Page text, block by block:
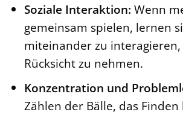
Soziale Interaktion: Wenn
gemeinsam spielen, lernen
miteinander zu
Rücksicht zu nehmen.
Konzentration und
Zählen der Bälle, das